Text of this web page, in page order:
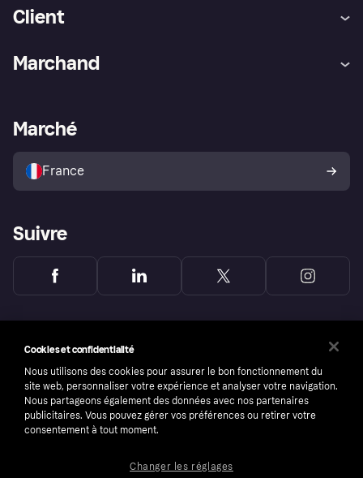
Client
Explorez les magasins
Politique de protection de
l’acheteur Klarna
Marchand
Portail Marchand
Marché
France
Suivre
Cookies et confidentialité
Nous utilisons des cookies pour assurer le bon fonctionnement du
site web, personnaliser votre expérience et analyser votre navigation.
Nous partageons également des données avec nos partenaires
publicitaires. Vous pouvez gérer vos préférences ou retirer votre
consentement à tout moment.
Changer les réglages